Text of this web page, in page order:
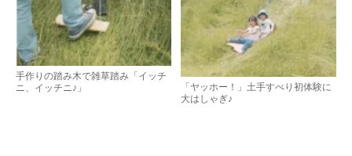
手作りの踏み木で雑草踏み「イッチ
ニ、イッチニ♪」
「ヤッホー！」土手すべり初体験に
大はしゃぎ♪